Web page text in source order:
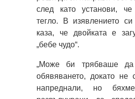
след като установи,
тегло. В изявлението
каза, че двойката е
„бебе чудо“.
„Може би трябваше да
обявяването, докато не
напреднали, но